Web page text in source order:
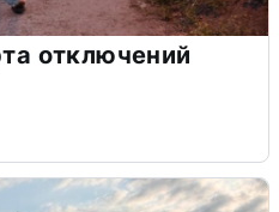
отключений